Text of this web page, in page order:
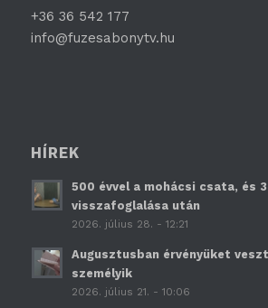
+36 36 542 177
info@fuzesabonytv.hu
HÍREK
500 évvel a mohácsi csata, és
visszafoglalása után
2026. július 28. - 12:21
Augusztusban érvényüket
személyik
2026. július 21. - 10:06